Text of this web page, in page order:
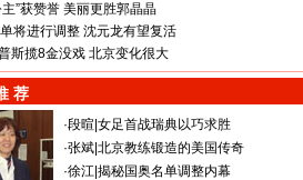
”获赞誉 美丽更胜郭晶晶
将进行调整 沈元龙有望复活
斯揽8金没戏 北京变化很大
荐
·段暄 女足首战瑞典以巧求胜
·张斌 北京教练锻造的美国传奇
·徐江 揭秘国奥名单调整内幕